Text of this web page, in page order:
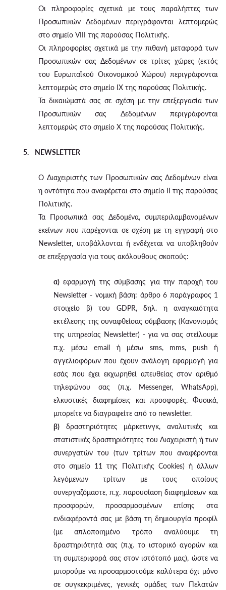
Οι πληροφορίες σχετικά με τους παραλήπτες των
Προσωπικών Δεδομένων περιγράφονται λεπτομερώς
στο σημείο VIII της παρούσας Πολιτικής.
Οι πληροφορίες σχετικά με την πιθανή μεταφορά των
Προσωπικών σας Δεδομένων σε τρίτες χώρες (εκτός
του Ευρωπαϊκού Οικονομικού Χώρου) περιγράφονται
λεπτομερώς στο σημείο IX της παρούσας Πολιτικής.
Τα δικαιώματά σας σε σχέση με την επεξεργασία των
Προσωπικών σας Δεδομένων περιγράφονται
λεπτομερώς στο σημείο X της παρούσας Πολιτικής.
5. NEWSLETTER
Ο Διαχειριστής των Προσωπικών σας Δεδομένων είναι
η οντότητα που αναφέρεται στο σημείο II της παρούσας
Πολιτικής.
Τα Προσωπικά σας Δεδομένα, συμπεριλαμβανομένων
εκείνων που παρέχονται σε σχέση με τη εγγραφή στο
Newsletter, υποβάλλονται ή ενδέχεται να υποβληθούν
σε επεξεργασία για τους ακόλουθους σκοπούς:
α) εφαρμογή της σύμβασης για την παροχή του
Newsletter - νομική βάση: άρθρο 6 παράγραφος 1
στοιχείο β) του GDPR, δηλ. η αναγκαιότητα
εκτέλεσης της συναφθείσας σύμβασης (Κανονισμός
της υπηρεσίας Newsletter) - για να σας στείλουμε
π.χ. μέσω email ή μέσω sms, mms, push ή
αγγελιοφόρων που έχουν ανάλογη εφαρμογή για
εσάς που έχει εκχωρηθεί απευθείας στον αριθμό
τηλεφώνου σας (π.χ. Messenger, WhatsApp),
ελκυστικές διαφημίσεις και προσφορές. Φυσικά,
μπορείτε να διαγραφείτε από το newsletter.
β) δραστηριότητες μάρκετινγκ, αναλυτικές και
στατιστικές δραστηριότητες του Διαχειριστή ή των
συνεργατών του (των τρίτων που αναφέρονται
στο σημείο 11 της Πολιτικής Cookies) ή άλλων
λεγόμενων τρίτων με τους οποίους
συνεργαζόμαστε, π.χ. παρουσίαση διαφημίσεων και
προσφορών, προσαρμοσμένων επίσης στα
ενδιαφέροντά σας με βάση τη δημιουργία προφίλ
(με απλοποιημένο τρόπο αναλύουμε τη
δραστηριότητά σας (π.χ. το ιστορικό αγορών και
τη συμπεριφορά σας στον ιστότοπό μας), ώστε να
μπορούμε να προσαρμοστούμε καλύτερα όχι μόνο
σε συγκεκριμένες, γενικές ομάδες των Πελατών